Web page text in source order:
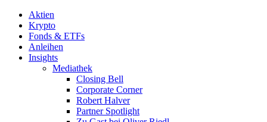
Aktien
Krypto
Fonds & ETFs
Anleihen
Insights
Mediathek
Closing Bell
Corporate Corner
Robert Halver
Partner Spotlight